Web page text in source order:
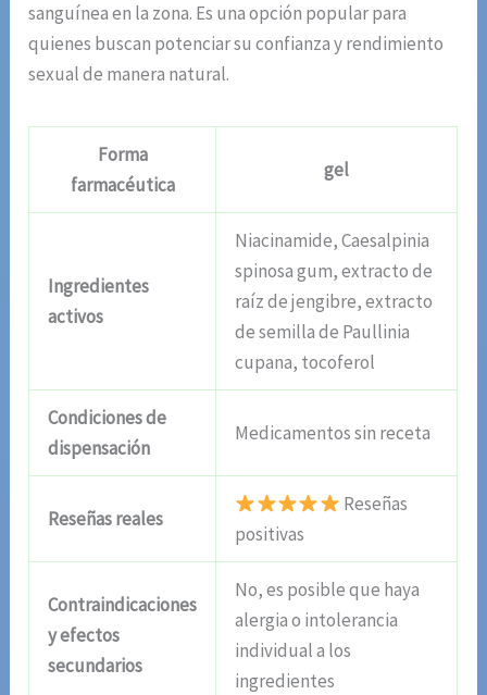
sanguínea en la zona. Es una opción popular para
quienes buscan potenciar su confianza y rendimiento
sexual de manera natural.
Forma
farmacéutica
gel
Ingredientes
activos
Niacinamide, Caesalpinia
spinosa gum, extracto de
raíz de jengibre, extracto
de semilla de Paullinia
cupana, tocoferol
Condiciones de
dispensación
Medicamentos sin receta
Reseñas reales
Reseñas
positivas
Contraindicaciones
y efectos
secundarios
No, es posible que haya
alergia o intolerancia
individual a los
ingredientes